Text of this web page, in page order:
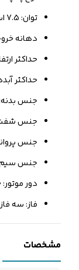
توان: 7.5 اسب بخار
دهانه خروجی:
حداکثر
حداکثر آبدهی (دبی):
جنس
جنس
جنس
جنس
دور موتور: 2900 دور در دقیقه
فاز: سه فاز
مشخصات